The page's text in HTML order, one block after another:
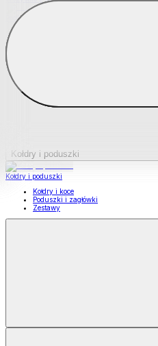
Podkładki na materace
Materace nawierzchniowe
Kołdry i poduszki
Kołdry i poduszki
Kołdry i koce
Poduszki i zagłówki
Zestawy